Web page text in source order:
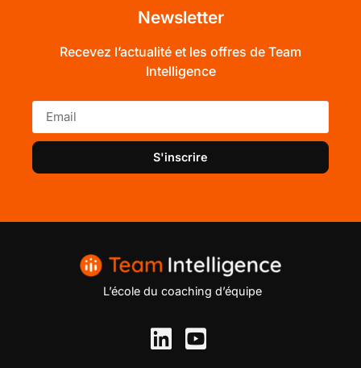
Newsletter
Recevez l’actualité et les offres de Team
Intelligence
S'inscrire
L’école du coaching d’équipe